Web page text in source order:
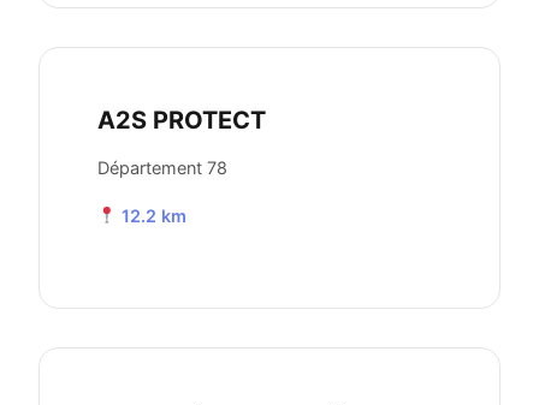
A2S PROTECT
Département 78
12.2 km